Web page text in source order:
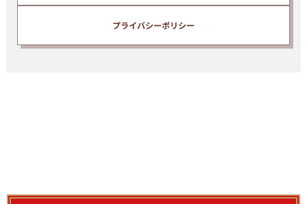
プライバシーポリシー